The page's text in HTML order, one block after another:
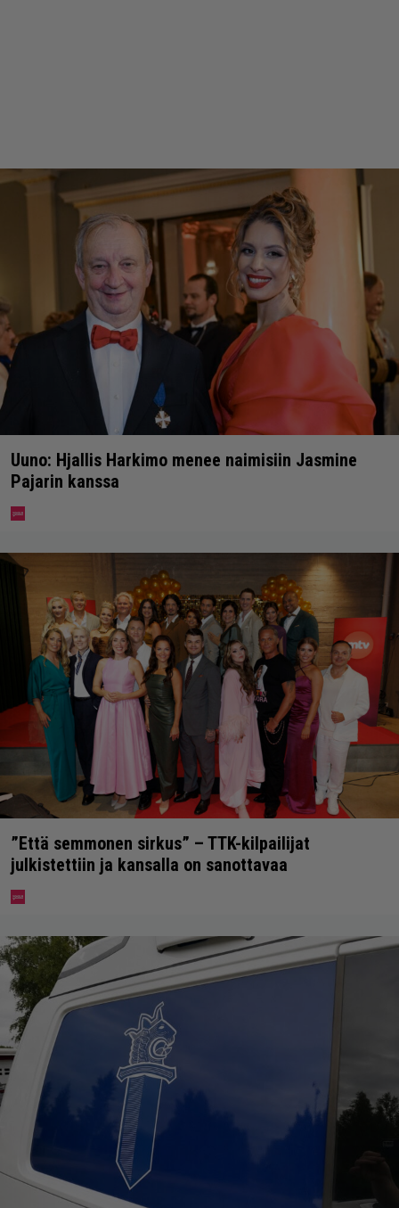
Uuno: Hjallis Harkimo menee naimisiin Jasmine
Pajarin kanssa
”Että semmonen sirkus” – TTK-kilpailijat
julkistettiin ja kansalla on sanottavaa